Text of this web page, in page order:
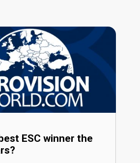
ESC winner the